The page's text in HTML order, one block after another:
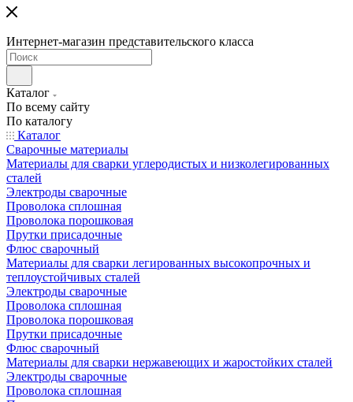
Интернет-магазин представительского класса
Каталог
По всему сайту
По каталогу
Каталог
Сварочные материалы
Материалы для сварки углеродистых и низколегированных
сталей
Электроды сварочные
Проволока сплошная
Проволока порошковая
Прутки присадочные
Флюс сварочный
Материалы для сварки легированных высокопрочных и
теплоустойчивых сталей
Электроды сварочные
Проволока сплошная
Проволока порошковая
Прутки присадочные
Флюс сварочный
Материалы для сварки нержавеющих и жаростойких сталей
Электроды сварочные
Проволока сплошная